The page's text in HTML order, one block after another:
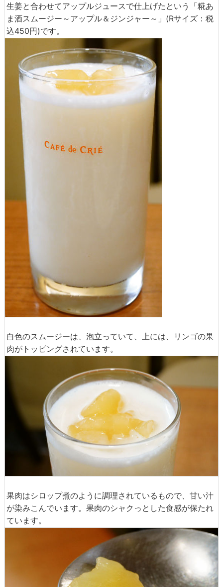
生姜と合わせてアップルジュースで仕上げたという「糀あ
ま酒スムージー～アップル＆ジンジャー～」(Rサイズ：税
込450円)です。
白色のスムージーは、泡立っていて、上には、リンゴの果
肉がトッピングされています。
果肉はシロップ煮のように調理されているもので、甘い汁
が染みこんでいます。果肉のシャクっとした食感が保たれ
ています。